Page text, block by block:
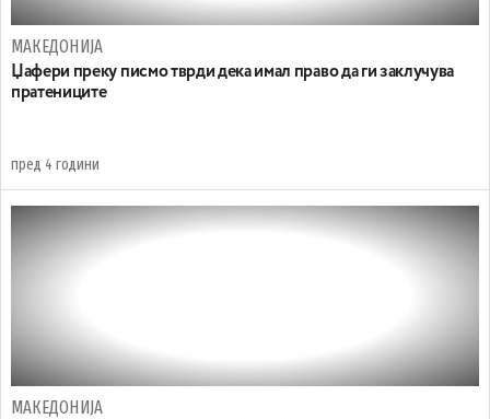
МАКЕДОНИЈА
Џафери преку писмо тврди дека имал право да ги заклучува
пратениците
пред 4 години
МАКЕДОНИЈА